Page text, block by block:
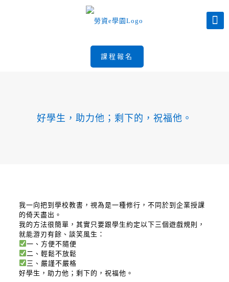
課程報名
好學生，助力他；剩下的，祝福他。
我一向把到學校教書，視為是一種修行，不同於到企業授課
的倚天盡出。
我的方法很簡單，其實只要跟學生約定以下三個遊戲規則，
就能游刃有餘、談笑風生：
一、方便不隨便
二、輕鬆不放鬆
三、嚴謹不嚴格
好學生，助力他；剩下的，祝福他。